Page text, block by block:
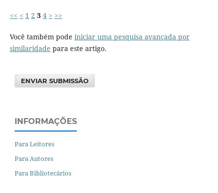
<< < 1 2 3 4 > >>
Você também pode iniciar uma pesquisa avançada por
similaridade para este artigo.
ENVIAR SUBMISSÃO
INFORMAÇÕES
Para Leitores
Para Autores
Para Bibliotecários